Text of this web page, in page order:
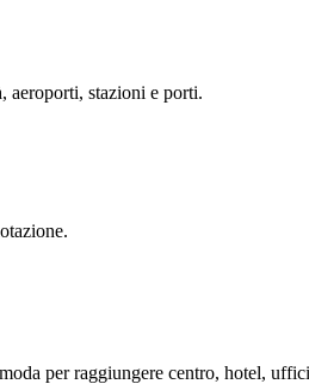
aeroporti, stazioni e porti.
per raggiungere centro, hotel,